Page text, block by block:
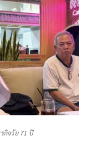
กิจวัย 71 ปี